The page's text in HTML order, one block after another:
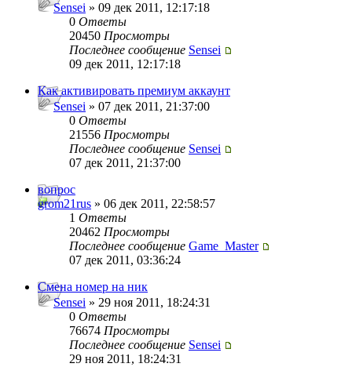
Sensei » 09 дек 2011, 12:17:18
0 Ответы
20450 Просмотры
Последнее сообщение Sensei
09 дек 2011, 12:17:18
Как активировать премиум аккаунт
Sensei » 07 дек 2011, 21:37:00
0 Ответы
21556 Просмотры
Последнее сообщение Sensei
07 дек 2011, 21:37:00
вопрос
grom21rus » 06 дек 2011, 22:58:57
1 Ответы
20462 Просмотры
Последнее сообщение Game_Master
07 дек 2011, 03:36:24
Смена номер на ник
Sensei » 29 ноя 2011, 18:24:31
0 Ответы
76674 Просмотры
Последнее сообщение Sensei
29 ноя 2011, 18:24:31